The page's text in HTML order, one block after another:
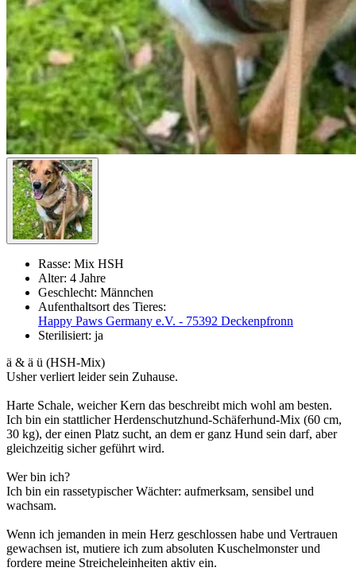
Rasse: Mix HSH
Alter: 4 Jahre
Geschlecht: Männchen
Aufenthaltsort des Tieres:
Happy Paws Germany e.V. - 75392 Deckenpfronn
Sterilisiert: ja
ä & ä ü (HSH-Mix)
Usher verliert leider sein Zuhause.
Harte Schale, weicher Kern das beschreibt mich wohl am besten.
Ich bin ein stattlicher Herdenschutzhund-Schäferhund-Mix (60 cm,
30 kg), der einen Platz sucht, an dem er ganz Hund sein darf, aber
gleichzeitig sicher geführt wird.
Wer bin ich?
Ich bin ein rassetypischer Wächter: aufmerksam, sensibel und
wachsam.
Wenn ich jemanden in mein Herz geschlossen habe und Vertrauen
gewachsen ist, mutiere ich zum absoluten Kuschelmonster und
fordere meine Streicheleinheiten aktiv ein.